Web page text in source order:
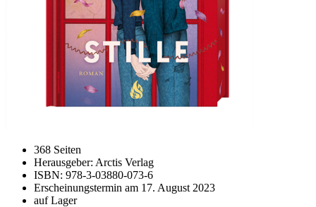
368 Seiten
Herausgeber: Arctis Verlag
ISBN: 978-3-03880-073-6
Erscheinungstermin am 17. August 2023
auf Lager